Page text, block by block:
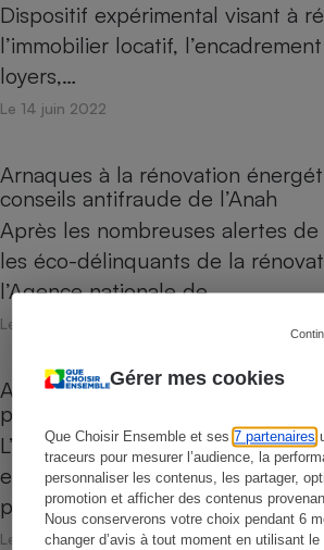
Gérer mes cookies
Que Choisir Ensemble et ses7 partenaires
traceurs pour mesurer l’audience, la
personnaliser les contenus, les partager,
promotion et afficher des contenus
Nous conserverons votre choix pendant 6
changer d’avis à tout moment en utilisant
Dispositif expérimental visant à
l’immobilier locatif,
loyers,…
Le 14 juin 2022
Arnaques à la rénovation
conseils antifraude de l’Anah
Après les nombreuses alertes
les éco-délinquants de la
l’Agence nationale de…
Le 08 juin 2022
Audit énergétique - Obligatoire
pour les maisons classées F ou G
L’audit énergétique obligatoire
entrer en vigueur début 2022, il
pour que les…
Le 12 mai 2022